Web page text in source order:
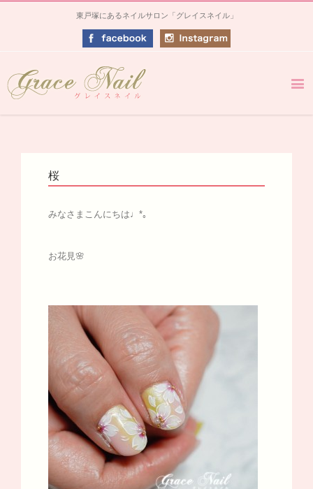
東戸塚にあるネイルサロン「グレイスネイル」
桜
みなさまこんにちは♩*｡
お花見🌸